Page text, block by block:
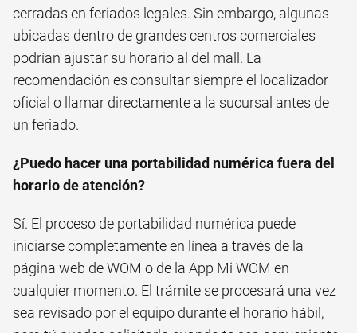
cerradas en feriados legales. Sin embargo, algunas
ubicadas dentro de grandes centros comerciales
podrían ajustar su horario al del mall. La
recomendación es consultar siempre el localizador
oficial o llamar directamente a la sucursal antes de
un feriado.
¿Puedo hacer una portabilidad numérica fuera del
horario de atención?
Sí. El proceso de portabilidad numérica puede
iniciarse completamente en línea a través de la
página web de WOM o de la App Mi WOM en
cualquier momento. El trámite se procesará una vez
sea revisado por el equipo durante el horario hábil,